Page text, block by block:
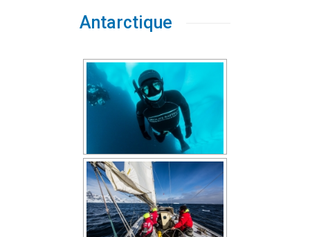
Antarctique